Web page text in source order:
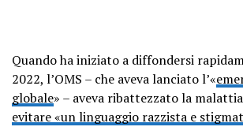
Quando ha iniziato a diffondersi
2022, l’OMS – che aveva lanciato l’«
globale» – aveva ribattezzato la
evitare «un linguaggio razzista e